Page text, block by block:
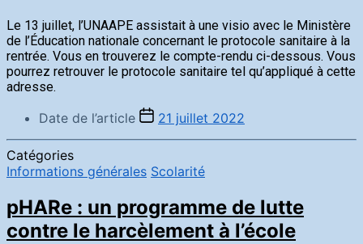
Le 13 juillet, l’UNAAPE assistait à une visio avec le Ministère
de l’Éducation nationale concernant le protocole sanitaire à la
rentrée. Vous en trouverez le compte-rendu ci-dessous. Vous
pourrez retrouver le protocole sanitaire tel qu’appliqué à cette
adresse.
Date de l’article 21 juillet 2022
Catégories
Informations générales Scolarité
pHARe : un programme de lutte
contre le harcèlement à l’école